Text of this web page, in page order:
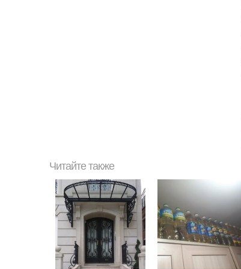
Читайте также